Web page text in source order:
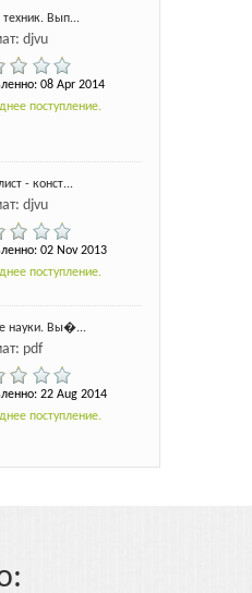
Вып...
djvu
08 Apr 2014
поступление.
- конст...
djvu
02 Nov 2013
поступление.
науки. Вы�...
pdf
22 Aug 2014
поступление.